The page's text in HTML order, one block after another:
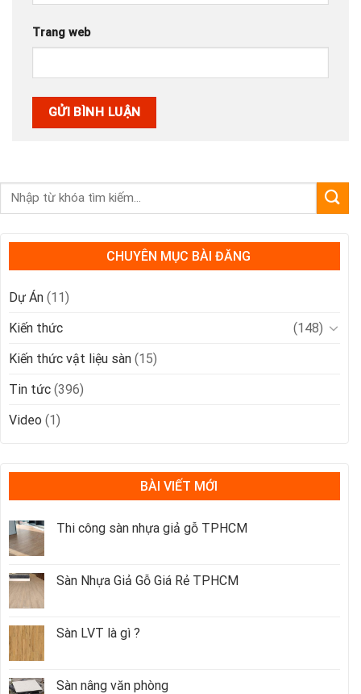
Trang web
CHUYÊN MỤC BÀI ĐĂNG
Dự Án (11)
Kiến thức
(148)
Kiến thức vật liệu sàn (15)
Tin tức (396)
Video (1)
BÀI VIẾT MỚI
Thi công sàn nhựa giả gỗ TPHCM
Sàn Nhựa Giả Gỗ Giá Rẻ TPHCM
Sàn LVT là gì ?
Sàn nâng văn phòng